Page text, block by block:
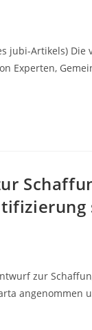
jubi-Artikels)
Experten,
zur